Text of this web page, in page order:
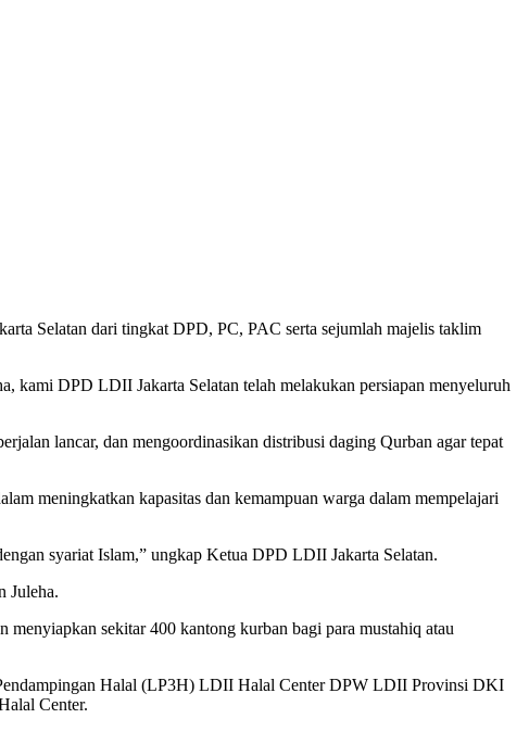
Selatan dari tingkat DPD, PC, PAC serta sejumlah majelis taklim
DPD LDII Jakarta Selatan telah melakukan persiapan menyeluruh
lancar, dan mengoordinasikan distribusi daging Qurban agar tepat
meningkatkan kapasitas dan kemampuan warga dalam mempelajari
syariat Islam,” ungkap Ketua DPD LDII Jakarta Selatan.
Juleha.
menyiapkan sekitar 400 kantong kurban bagi para mustahiq atau
Pendampingan Halal (LP3H) LDII Halal Center DPW LDII Provinsi DKI
Center.